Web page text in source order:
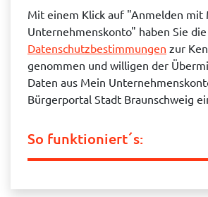
Mit einem Klick auf "Anmelden mit
Unternehmenskonto" haben Sie die
Datenschutzbestimmungen zur
genommen und willigen der
Daten aus Mein
Bürgerportal Stadt Braunschweig
So funktioniert´s: